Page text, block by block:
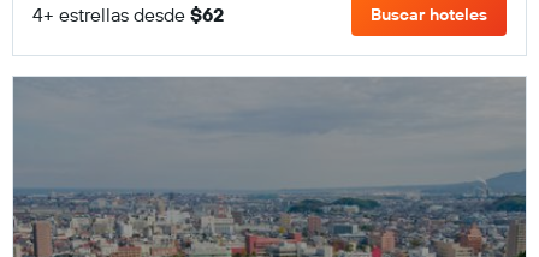
4+ estrellas desde $62 Buscar hoteles